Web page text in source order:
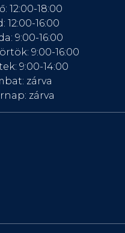
12:00-18:00
12:00-16:00
9:00-16:00
9:00-16:00
9:00-14:00
zárva
zárva